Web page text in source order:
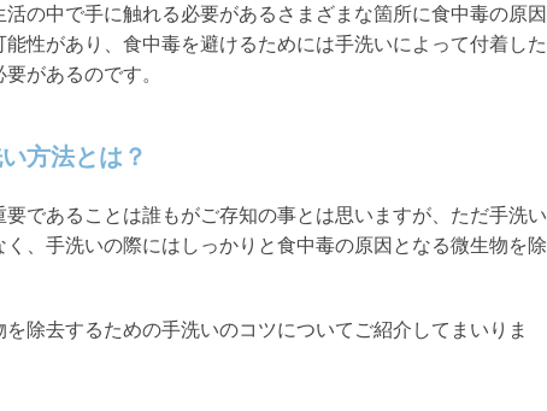
の中で手に触れる必要があるさまざまな箇所に食中毒の原因
性があり、食中毒を避けるためには手洗いによって付着した
があるのです。
方法とは？
であることは誰もがご存知の事とは思いますが、ただ手洗い
、手洗いの際にはしっかりと食中毒の原因となる微生物を除
除去するための手洗いのコツについてご紹介してまいりま